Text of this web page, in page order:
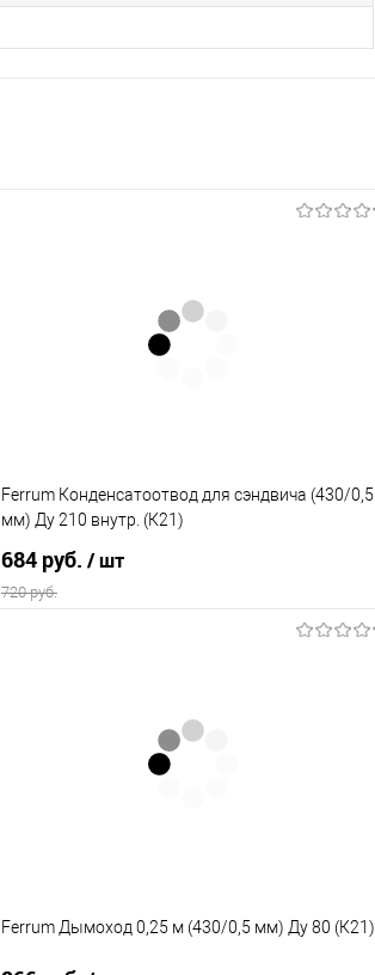
Ferrum Конденсатоотвод для сэндвича (430/0,5
мм) Ду 210 внутр. (К21)
684 руб. / шт
720 руб.
Ferrum Дымоход 0,25 м (430/0,5 мм) Ду 80 (К21)